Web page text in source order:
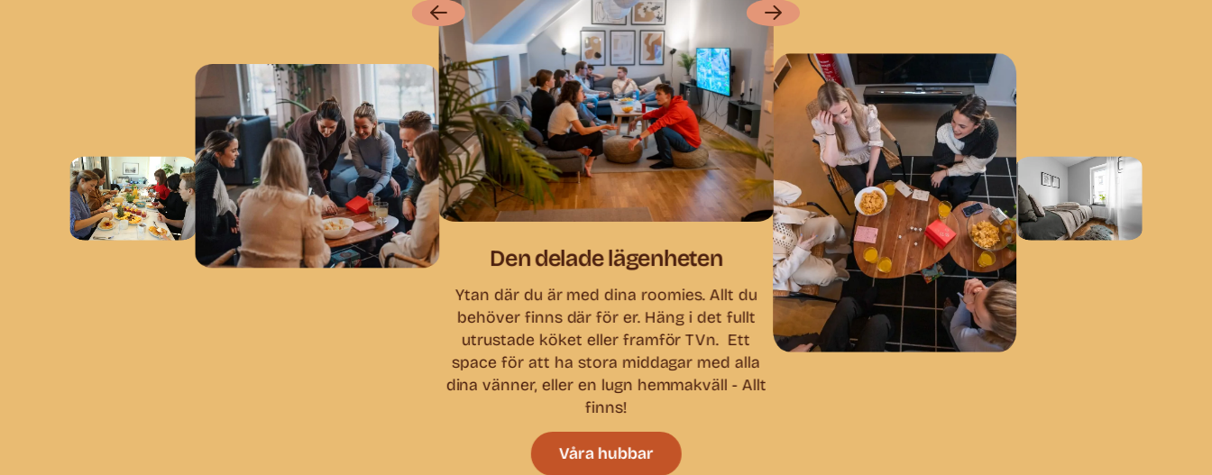
Den delade lägenheten
Ytan där du är med dina roomies. Allt du
behöver finns där för er. Häng i det fullt
utrustade köket eller framför TVn. Ett
space för att ha stora middagar med alla
dina vänner, eller en lugn hemmakväll - Allt
finns!
Våra hubbar